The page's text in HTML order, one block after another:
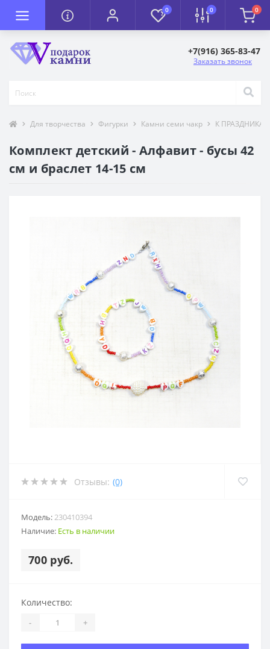
0 0 0
+7(916) 365-83-47
Заказать звонок
Для творчества Фигурки Камни семи чакр К ПРАЗДНИКАМ
Комплект детский - Алфавит - бусы 42
см и браслет 14-15 см
Отзывы: (0)
Модель:230410394
Наличие: Есть в наличии
700 руб.
Количество:
- +